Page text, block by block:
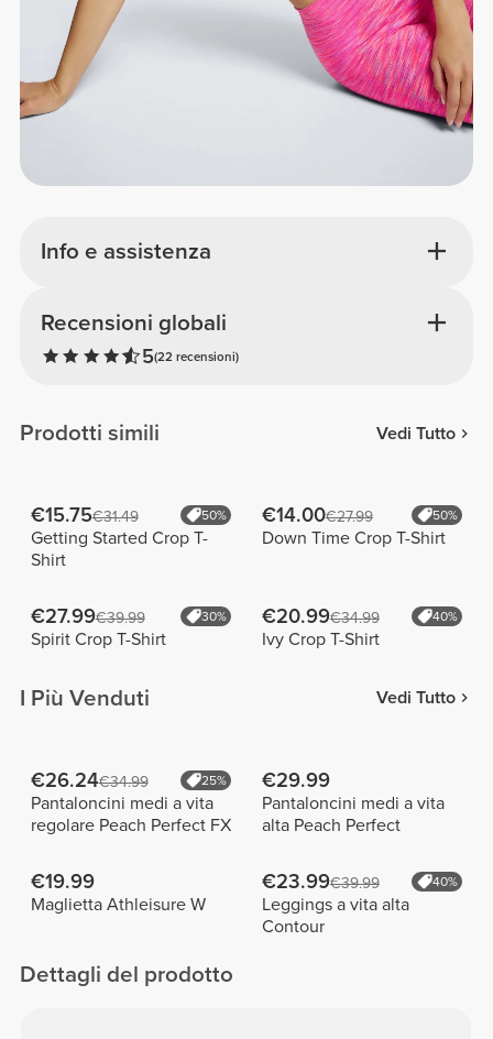
Info e assistenza
Recensioni globali
5(22 recensioni)
Prodotti simili Vedi Tutto
€15.75€31.49 50%
Getting Started Crop T-
Shirt
€14.00€27.99 50%
Down Time Crop T-Shirt
€27.99€39.99 30%
Spirit Crop T-Shirt
€20.99€34.99 40%
Ivy Crop T-Shirt
I Più Venduti Vedi Tutto
€26.24€34.99 25%
Pantaloncini medi a vita
regolare Peach Perfect FX
€29.99
Pantaloncini medi a vita
alta Peach Perfect
€19.99
Maglietta Athleisure W
€23.99€39.99 40%
Leggings a vita alta
Contour
Dettagli del prodotto